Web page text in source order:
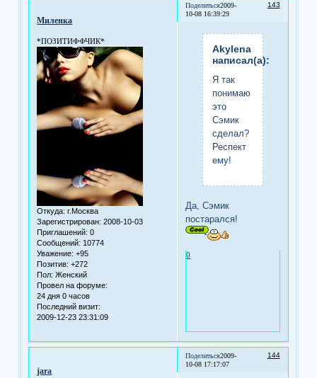
Поделиться 143
2009-
10-08 16:39:29
Миленка
*ПОЗИТИФФЧИК*
Откуда: г.Москва
Зарегистрирован: 2008-10-03
Приглашений: 0
Сообщений: 10774
Уважение: +95
Позитив: +272
Пол: Женский
Провел на форуме:
24 дня 0 часов
Последний визит:
2009-12-23 23:31:09
Akylena
написал(а):
Я так
понимаю
это
Сэмик
сделал?
Респект
ему!
Да, Сэмик
постарался!
0
Поделиться 144
2009-
10-08 17:17:07
jara